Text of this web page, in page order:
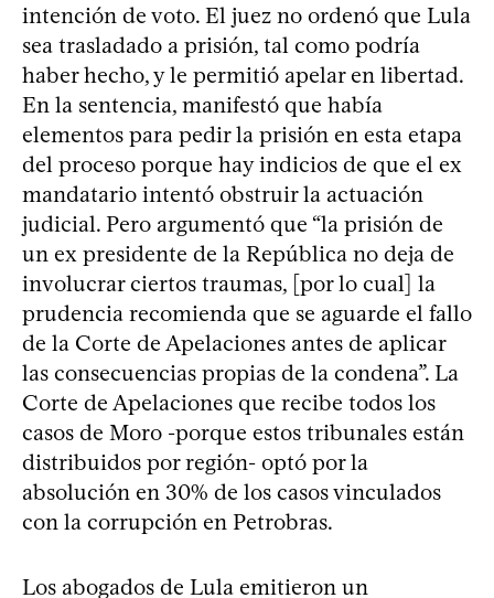
intención de voto. El juez no ordenó que Lula
sea trasladado a prisión, tal como podría
haber hecho, y le permitió apelar en libertad.
En la sentencia, manifestó que había
elementos para pedir la prisión en esta etapa
del proceso porque hay indicios de que el ex
mandatario intentó obstruir la actuación
judicial. Pero argumentó que “la prisión de
un ex presidente de la República no deja de
involucrar ciertos traumas, [por lo cual] la
prudencia recomienda que se aguarde el fallo
de la Corte de Apelaciones antes de aplicar
las consecuencias propias de la condena”. La
Corte de Apelaciones que recibe todos los
casos de Moro -porque estos tribunales están
distribuidos por región- optó por la
absolución en 30% de los casos vinculados
con la corrupción en Petrobras.
Los abogados de Lula emitieron un